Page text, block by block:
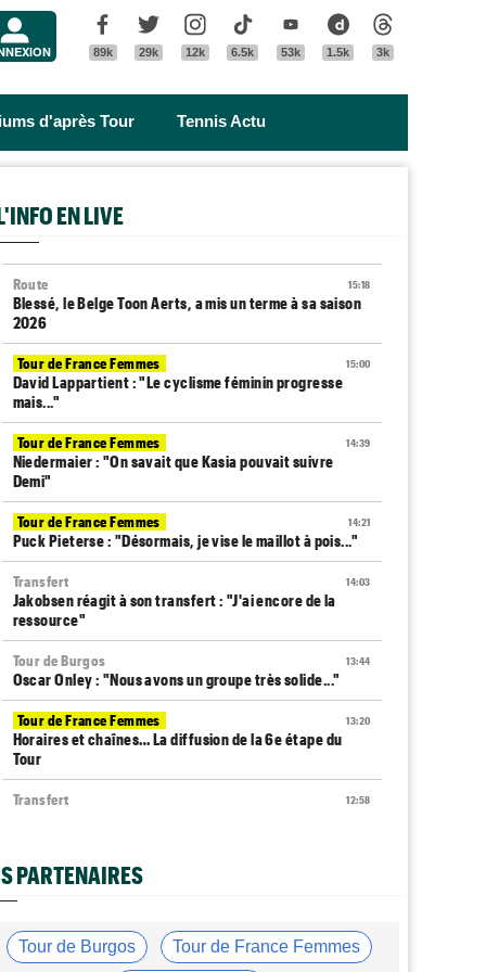
Facebook
89k
Twitter
29k
Instagram
12k
Tik Tok
6.5k
Youtube
53k
Dailymotion
1.5k 3k
d'après Tour Tennis Actu
EN LIVE
15:18
Route
Blessé, le Belge Toon Aerts, a mis un terme à sa saison
2026
15:00
Tour de France Femmes
David Lappartient : "Le cyclisme féminin progresse
mais..."
14:39
Tour de France Femmes
Niedermaier : "On savait que Kasia pouvait suivre
Demi"
14:21
Tour de France Femmes
Puck Pieterse : "Désormais, je vise le maillot à pois..."
14:03
Transfert
Jakobsen réagit à son transfert : "J'ai encore de la
ressource"
13:44
Tour de Burgos
Oscar Onley : "Nous avons un groupe très solide..."
13:20
Tour de France Femmes
Horaires et chaînes… La diffusion de la 6e étape du
Tour
12:58
Transfert
Média
Cyclism’Actu recrute des rédacteurs… si cela vous
12:25
Tour de Pologne
PARTENAIRES
Tour de Burgos Tour de France Femmes